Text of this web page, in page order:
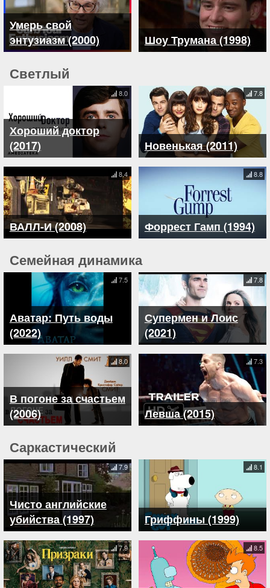
Умерь свой
энтузиазм (2000)
Шоу Трумана (1998)
Светлый
Хороший доктор
(2017)
8.0
Новенькая (2011)
7.8
ВАЛЛ-И (2008)
8.4
Форрест Гамп (1994)
8.8
Семейная динамика
Аватар: Путь воды
(2022)
7.5
Супермен и Лоис
(2021)
7.8
В погоне за счастьем
(2006)
8.0
Левша (2015)
7.3
Саркастический
Чисто английские
убийства (1997)
7.9
Гриффины (1999)
8.1
7.9 8.5